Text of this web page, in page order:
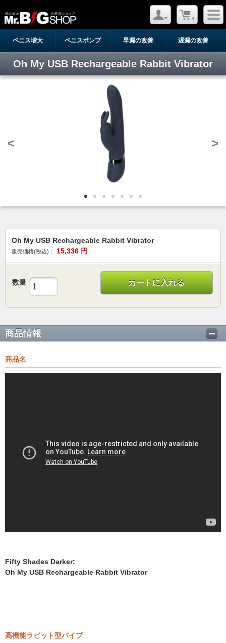
ペニス増大 ペニスポンプ 早漏の改善 遅漏の改善
Oh My USB Rechargeable Rabbit Vibrator
< >
Oh My USB Rechargeable Rabbit Vibrator
販売価格(税込)： 15,336 円
数量 カートに入れる
商品情報
商品名
Fifty Shades Darker:
Oh My USB Rechargeable Rabbit Vibrator
高機能ラビット型バイブ